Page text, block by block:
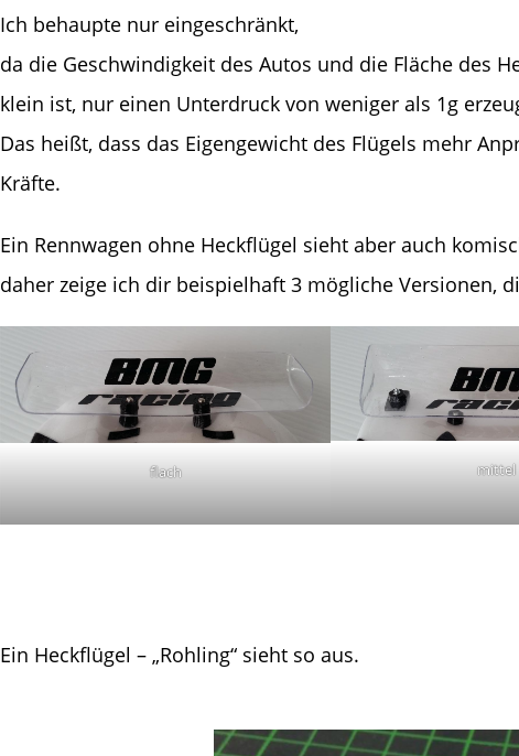
Ich behaupte nur eingeschränkt,
da die Geschwindigkeit des Autos und die Fläche des
klein ist, nur einen Unterdruck von weniger als 1g
Das heißt, dass das Eigengewicht des Flügels mehr
Kräfte.
Ein Rennwagen ohne Heckflügel sieht aber auch
daher zeige ich dir beispielhaft 3 mögliche Versionen,
flach
mittel
Ein Heckflügel – „Rohling“ sieht so aus.